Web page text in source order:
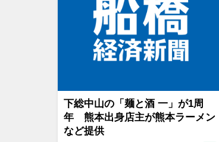
下総中山の「麺と酒 一」が1周
年 熊本出身店主が熊本ラーメン
など提供